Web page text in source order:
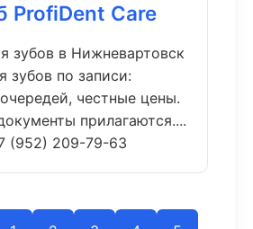
ProfiDent Care
зубов в Нижневартовск
зубов по записи:
честные цены.
прилагаются....
(952) 209-79-63